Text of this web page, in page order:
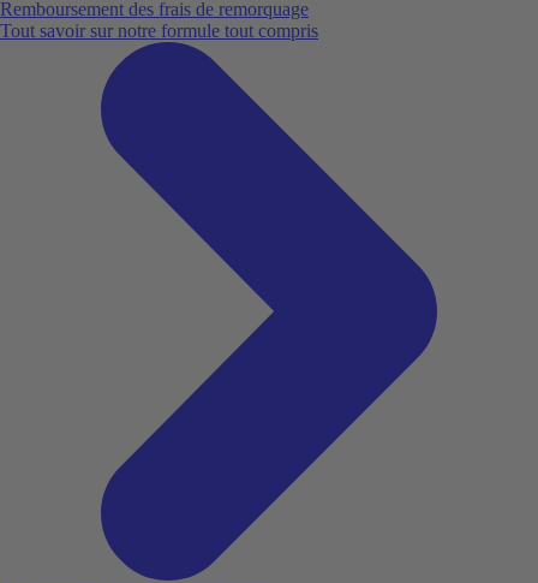
Remboursement des frais de remorquage
Tout savoir sur notre formule tout compris